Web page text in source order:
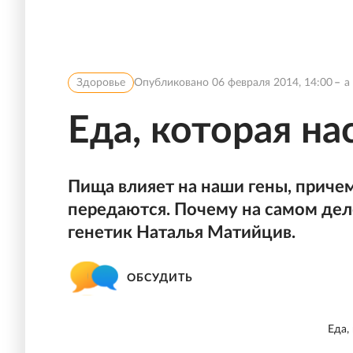
Здоровье Опубликовано 06 февраля 2014, 14:00 a
Еда, которая
Пища влияет на наши гены,
передаются. Почему на самом
генетик Наталья Матийцив.
ОБСУДИТЬ
Еда,